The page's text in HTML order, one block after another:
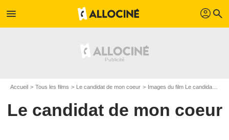
menu profil search
Accueil Tous les films Le candidat de mon coeur Images du film Le candidat de mon coeur
Le candidat de mon coeur